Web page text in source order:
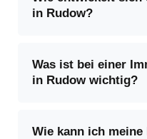
in Rudow?
Was ist bei einer
in Rudow wichtig?
Wie kann ich